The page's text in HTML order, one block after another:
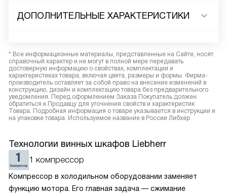
ДОПОЛНИТЕЛЬНЫЕ ХАРАКТЕРИСТИКИ
* Все информационные материалы, представленные на Сайте, носят
справочный характер и не могут в полной мере передавать
достоверную информацию о свойствах, комплектации и
характеристиках товара, включая цвета, размеры и формы. Фирма-
производитель оставляет за собой право на внесение изменений в
конструкцию, дизайн и комплектацию товара без предварительного
уведомления. Перед оформлением Заказа Покупатель должен
обратиться к Продавцу для уточнения свойств и характеристик
Товара. Подробная информация о товаре указывается в инструкции и
на упаковке товара. Используемое название в России Либхер
Технологии винных шкафов Liebherr
1 компрессор
Компрессор в холодильном оборудовании заменяет
функцию мотора. Его главная задача — сжимание